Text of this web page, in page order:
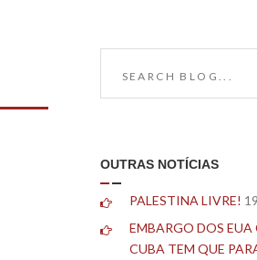
OUTRAS NOTÍCIAS
PALESTINA LIVRE!
EMBARGO DOS
CUBA TEM QUE